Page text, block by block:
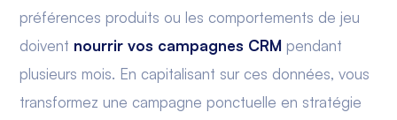
préférences produits ou les comportements de jeu
doivent nourrirvos campagnes CRM pendant
plusieurs mois. En capitalisant sur ces données, vous
transformez une campagne ponctuelle en stratégie